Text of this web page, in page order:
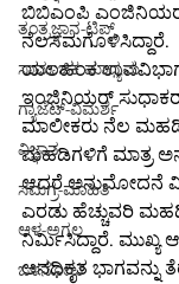
ತಂತ್ರಜ್ಞಾನ-ಟಿಪ್ಸ್
ಸಾಮಾಜಿಕ ಮಾಧ್ಯಮ
ಗ್ಯಾಜೆಟ್-ವಿಮರ್ಶೆ
ವಿಜ್ಞಾನ
ಸಮಗ್ರ-ಮಾಹಿತಿ
ಆಳ-ಅಗಲ
ಒಳನೋಟ
ಬಿಬಿಎಂಪಿ
ನೆಲಸಮಗೊಳಿಸಿದ್ದಾರೆ.
ಯಲಹಂಕ
ಇಂಜಿನಿಯರ್
ಮಾಲೀಕರು ನೆಲ ಮಹಡಿ
ಮಹಡಿಗಳಿಗೆ ಮಾತ್ರ
ಆದರೆ ಅನುಮೋದನೆ
ಎರಡು ಹೆಚ್ಚುವರಿ
ನಿರ್ಮಿಸಿದ್ದಾರೆ. ಮುಖ್ಯ
ಅನಧಿಕೃತ ಭಾಗವನ್ನು